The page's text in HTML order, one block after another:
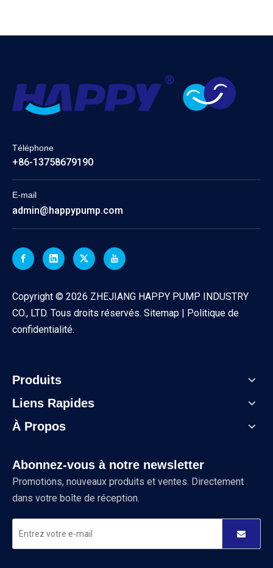
Téléphone
+86-13758679190
E-mail
admin@happypump.com
Copyright © 2026 ZHEJIANG HAPPY PUMP INDUSTRY
CO., LTD. Tous droits réservés. Sitemap | Politique de
confidentialité.
Produits
Liens Rapides
À Propos
Abonnez-vous à notre newsletter
Promotions, nouveaux produits et ventes. Directement
dans votre boîte de réception.